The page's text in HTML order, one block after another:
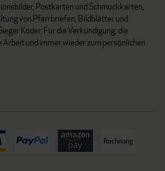
Postkarten und Schmuckkarten,
von Pfarrbriefen, Bildblätter und
Köder. Für die Verkündigung, die
und immer wieder zum persönlichen